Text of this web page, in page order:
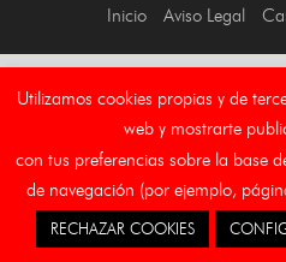
Inicio
Aviso Legal
Utilizamos cookies propias y de
web y mostrarte
con tus preferencias sobre la base
de navegación (por ejemplo,
RECHAZAR COOKIES